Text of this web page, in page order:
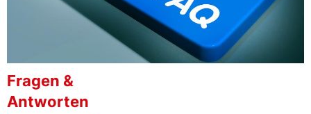
Fragen &
Antworten